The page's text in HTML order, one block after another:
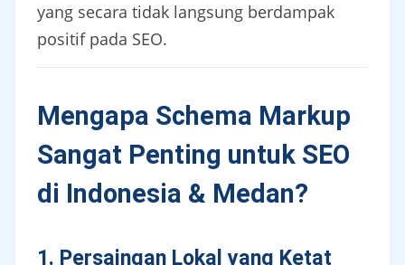
yang secara tidak langsung berdampak
positif pada SEO.
Mengapa Schema Markup
Sangat Penting untuk SEO
di Indonesia & Medan?
1. Persaingan Lokal yang Ketat